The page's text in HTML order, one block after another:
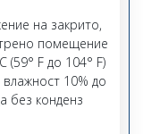
на закрито,
помещение
(59° F до 104° F)
10% до
без конденз